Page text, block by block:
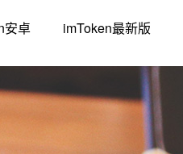
安卓 imToken最新版